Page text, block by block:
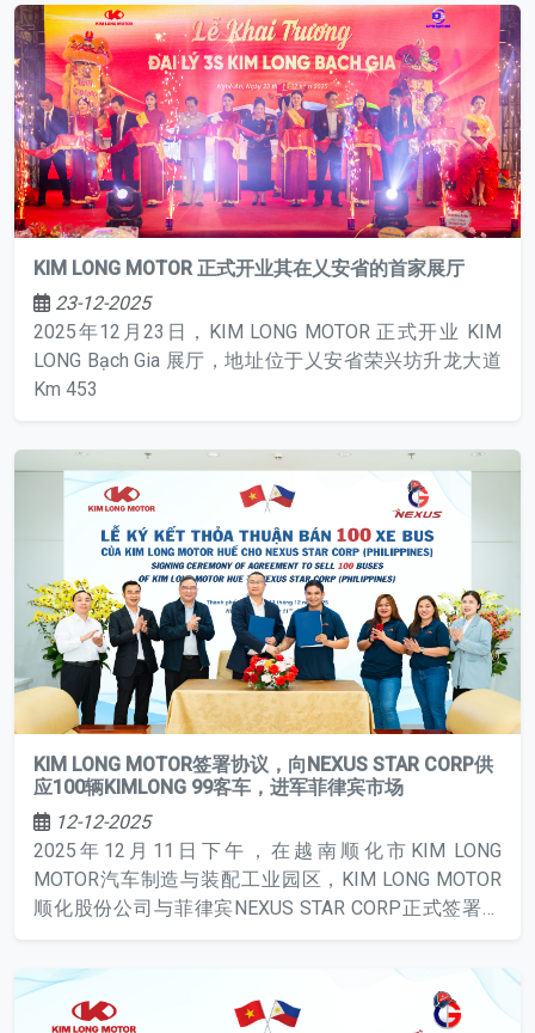
KIM LONG MOTOR 正式开业其在乂安省的首家展厅
23-12-2025
2025年12月23日，KIM LONG MOTOR 正式开业 KIM
LONG Bạch Gia 展厅，地址位于乂安省荣兴坊升龙大道
Km 453
KIM LONG MOTOR签署协议，向NEXUS STAR CORP供
应100辆KIMLONG 99客车，进军菲律宾市场
12-12-2025
2025年12月11日下午，在越南顺化市KIM LONG
MOTOR汽车制造与装配工业园区，KIM LONG MOTOR
顺化股份公司与菲律宾NEXUS STAR CORP正式签署了
运输服务